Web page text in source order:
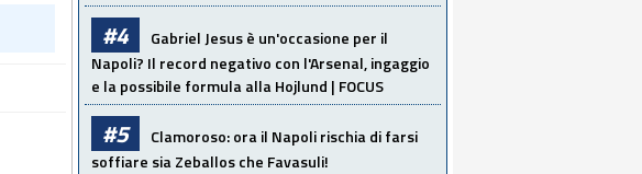
#4
Gabriel Jesus è un'occasione per il
Napoli? Il record negativo con l'Arsenal, ingaggio
e la possibile formula alla Hojlund | FOCUS
#5
Clamoroso: ora il Napoli rischia di farsi
soffiare sia Zeballos che Favasuli!